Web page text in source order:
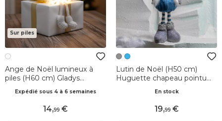
Sur piles
Ange de Noël lumineux à
piles (H60 cm) Gladys
Expédié sous 4 à 6 semaines
14,99
Lutin de Noël (H50 cm)
Huguette chapeau pointu
En stock
19,99